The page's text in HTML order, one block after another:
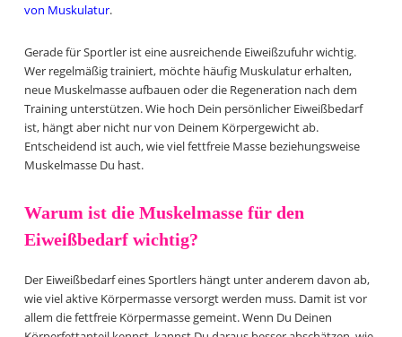
von Muskulatur.
Gerade für Sportler ist eine ausreichende Eiweißzufuhr wichtig.
Wer regelmäßig trainiert, möchte häufig Muskulatur erhalten,
neue Muskelmasse aufbauen oder die Regeneration nach dem
Training unterstützen. Wie hoch Dein persönlicher Eiweißbedarf
ist, hängt aber nicht nur von Deinem Körpergewicht ab.
Entscheidend ist auch, wie viel fettfreie Masse beziehungsweise
Muskelmasse Du hast.
Warum ist die Muskelmasse für den
Eiweißbedarf wichtig?
Der Eiweißbedarf eines Sportlers hängt unter anderem davon ab,
wie viel aktive Körpermasse versorgt werden muss. Damit ist vor
allem die fettfreie Körpermasse gemeint. Wenn Du Deinen